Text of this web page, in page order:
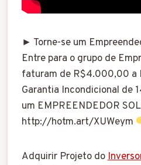
► Torne-se um
Entre para o grupo de
faturam de R$4.000,00 a
Garantia Incondicional de
um EMPREENDEDOR
http://hotm.art/XUWeym
Adquirir Projeto do